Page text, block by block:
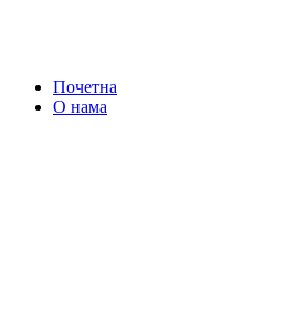
Почетна
О нама